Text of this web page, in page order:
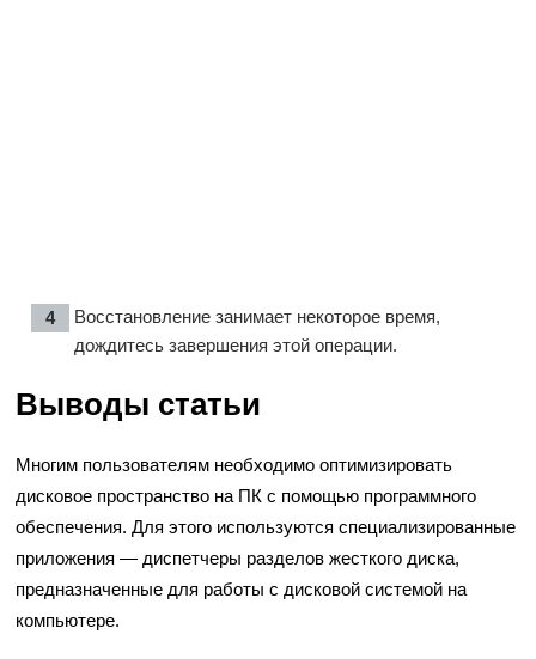
Восстановление занимает некоторое время,
дождитесь завершения этой операции.
Выводы статьи
Многим пользователям необходимо оптимизировать
дисковое пространство на ПК с помощью программного
обеспечения. Для этого используются специализированные
приложения — диспетчеры разделов жесткого диска,
предназначенные для работы с дисковой системой на
компьютере.